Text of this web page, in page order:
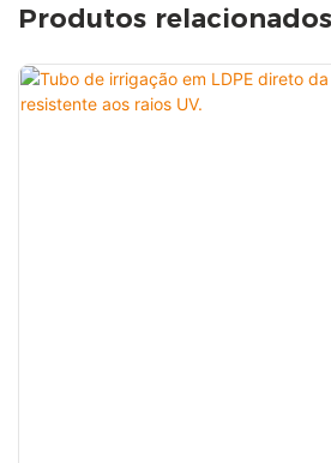
Produtos relacionados